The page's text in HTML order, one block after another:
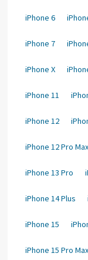
iPhone 6
iPhone 7
iPhone X
iPhone 11
iPhone 12
iPhone 12 Pro Max
iPhone 13 Pro
iPhone 14 Plus
iPhone 15
iPhone 15 Pro Max